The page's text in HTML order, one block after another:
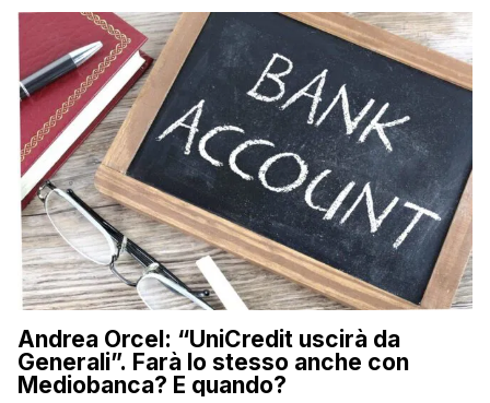
sulle criptovalute: […]
Andrea Orcel: “UniCredit uscirà da
Generali”. Farà lo stesso anche con
Mediobanca? E quando?